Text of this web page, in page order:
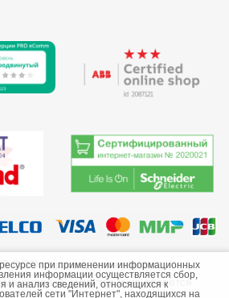
ООО «Краснодарэлектро»
характер и не является
при применении информационных
информации осуществляется сбор,
и анализ сведений, относящихся к
сети "Интернет", находящихся на